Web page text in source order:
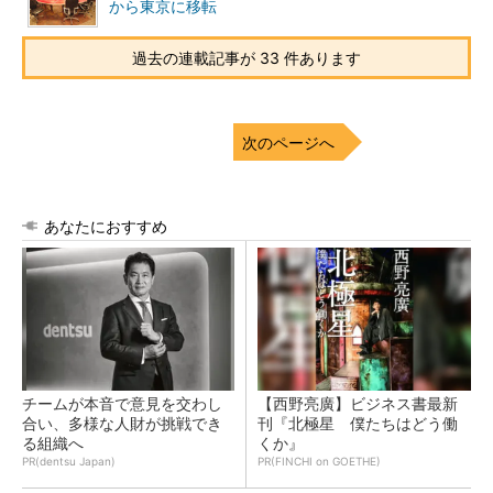
から東京に移転
過去の連載記事が 33 件あります
次のページへ
あなたにおすすめ
チームが本音で意見を交わし
合い、多様な人財が挑戦でき
る組織へ
PR(dentsu Japan)
【西野亮廣】ビジネス書最新
刊『北極星 僕たちはどう働
くか』
PR(FINCHI on GOETHE)